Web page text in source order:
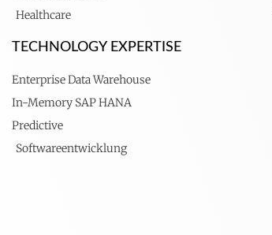
Healthcare
TECHNOLOGY EXPERTISE
Enterprise Data Warehouse
In-Memory SAP HANA
Predictive
Softwareentwicklung